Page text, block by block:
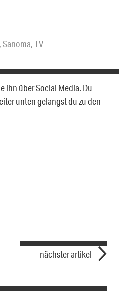
,Sanoma,TV
ihn über Social Media. Du
unten gelangst du zu den
nächster artikel